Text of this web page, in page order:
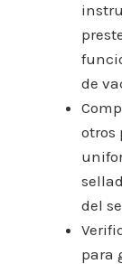
de
otros
del
para